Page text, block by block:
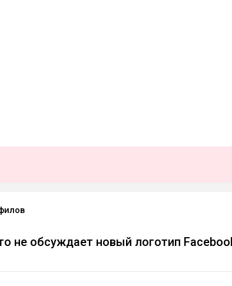
не обсуждает новый логотип